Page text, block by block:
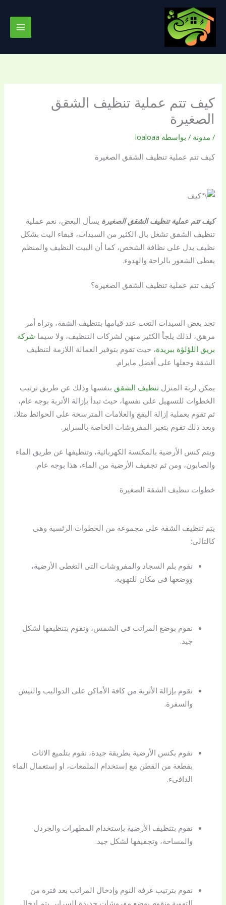
تخطي
المحتوى
كيف تتم عملية تنظيف الشقق
الصغيرة
/ مدونة / بواسطة loaloaa
كيف تتم عملية تنظيف الشقق الصغيرة
كيف تتم عملية تنظيف الشقق الصغيرة يسأل البعض، نعم عملية
تنظيف الشقق تشغل بال الكثير من السيدات، فبقاء اليت بشكل
نظيف يدل على نظافة الشخص، كما أن البيت النظيف والمنظم
يعطى الشعور بالراحة والهدوء.
كيف تتم عملية تنظيف الشقق الصغيرة؟
تجد بعض السيدات التعب عند قيامها بتنظيف الشقة، وتراه أمر
مرهق، لذلك يلجأ الكثير منهن لشركات التنظيف، ولا سيما شركة
بريق اللؤلؤة ببريدة، حيث تقوم بتوفير العمالة اللازمة لتنظيف
الشقة وجعلها على أفضل مايرام.
يمكن لربة المنزلتنظيف الشقق بنفسها وذلك عن طريق ترتيب
الخطوات للتسهيل على نفسها، حيث تبدأ بإزالة الأتربة بوجه عام،
ثم تقوم بعملية إزالة البقع والعلامات المترسخة على الحوائط مثلا،
وبعد ذلك تقوم بتغير المفروشات الخاصة بالسراير.
ويتم كنس الأرضية بالمكنسة الكهربائية، وتنظيفها عن طريق الماء
والصابون، ومن ثم تجفيف الأرضية من الماء، هذا بوجه عام.
خطوات تنظيف الشقة الصغيرة
يتم تنظيف الشقة على مجموعة من الخطوات الرئسية وهى
كالتالى:
نقوم بلم السجاد والمفروشات التى التغطى الأرضية،
ووضعها فى مكان للتهوية.
نقوم بوضع المراتب فى الشمس، ونقوم بتنظيفها لشكل
جيد.
نقوم بإزالة الأتربة من كافة الأماكن على الدواليب والنيش
والسفرة.
نقوم بكنس الأرضية بطريقة جيدة، نقوم بتلميع الاثاث
بقطعة من القطن مع إستخدام الملمعات، او إستعمال الماء
الدافىء.
نقوم بتنظيف الأرضية بإستخدام المطهرات والجردل
والمساحة، وتجفيفها لشكل جيد.
نقوم بترتيب غرفة النوم وإدخال المراتب بعد فترة من